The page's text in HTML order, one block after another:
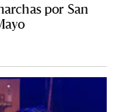
por San